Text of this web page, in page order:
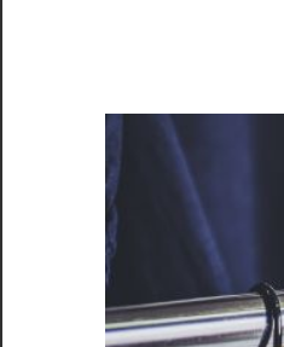
プ
の
創
造
力
が
生
き